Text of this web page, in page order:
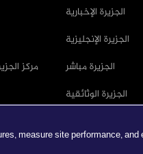
مركز
الجزيرة الإخبارية
الجزيرة الإنجليزية
الجزيرة مباشر
الجزيرة الوثائقية
measure site performance,